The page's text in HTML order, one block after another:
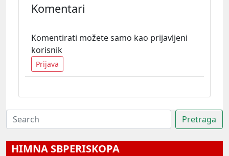
Komentari
Komentirati možete samo kao prijavljeni
korisnik
Prijava
HIMNA SBPERISKOPA